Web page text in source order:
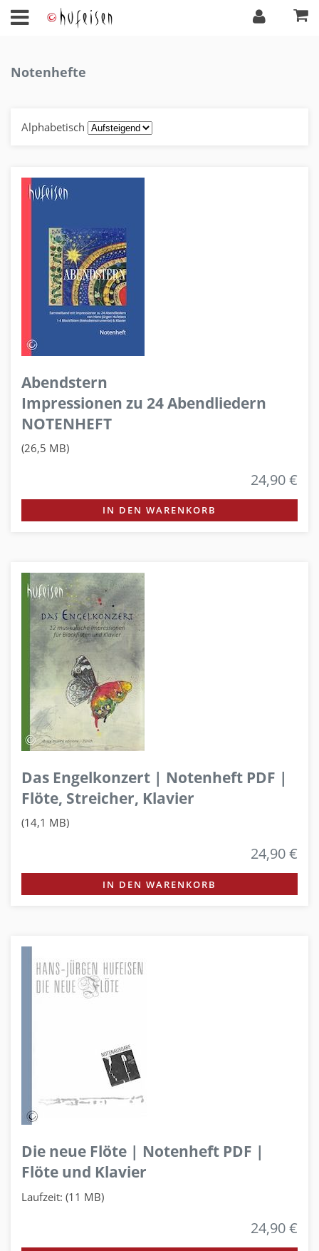
Notenhefte
Alphabetisch
Abendstern
Impressionen zu 24 Abendliedern
NOTENHEFT
(26,5 MB)
24,90 €
IN DEN WARENKORB
Das Engelkonzert | Notenheft PDF |
Flöte, Streicher, Klavier
(14,1 MB)
24,90 €
IN DEN WARENKORB
Die neue Flöte | Notenheft PDF |
Flöte und Klavier
Laufzeit: (11 MB)
24,90 €